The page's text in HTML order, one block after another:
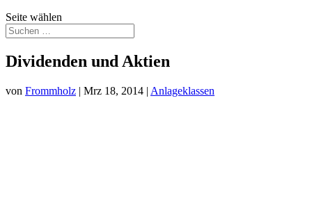
Seite wählen
Dividenden und Aktien
von Frommholz | Mrz 18, 2014 | Anlageklassen